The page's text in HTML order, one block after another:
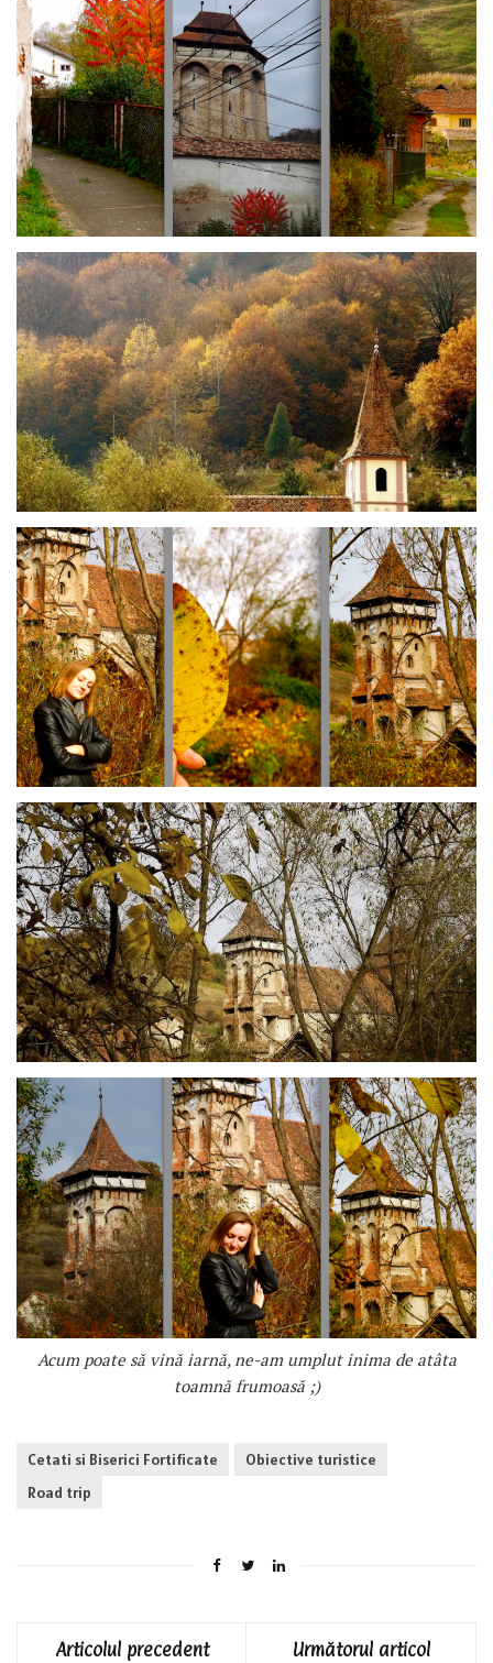
Acum poate să vină iarnă, ne-am umplut inima de atâta
toamnă frumoasă ;)
Cetati si Biserici Fortificate
Obiective turistice
Road trip
Articolul precedent Următorul articol